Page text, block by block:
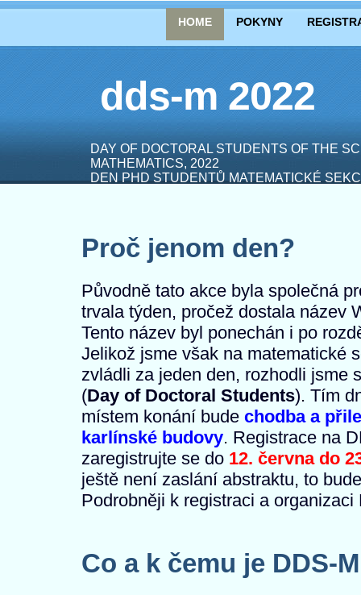
HOME POKYNY
dds-m 2022
DAY OF DOCTORAL STUDENTS OF THE
MATHEMATICS, 2022
DEN PHD STUDENTŮ MATEMATICKÉ
Proč jenom den?
Původně tato akce byla společná
trvala týden, pročež dostala název
Tento název byl ponechán i po
Jelikož jsme však na matematické
zvládli za jeden den, rozhodli jsme
(Day of Doctoral Students). Tím
místem konání bude chodba a
karlínské budovy. Registrace na
zaregistrujte se do 12. června do
ještě není zaslání abstraktu, to
Podrobněji k registraci a
Co a k čemu je DDS-